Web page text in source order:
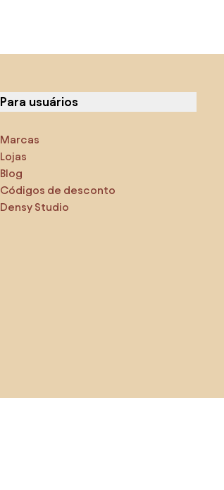
Para usuários
Marcas
Lojas
Blog
Códigos de desconto
Densy Studio